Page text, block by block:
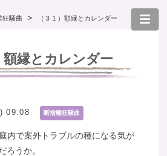
狂騒曲 （３１）額縁とカレンダー
額縁とカレンダー
09:08 断捨離狂騒曲
内で案外トラブルの種になる気が
ろうか。